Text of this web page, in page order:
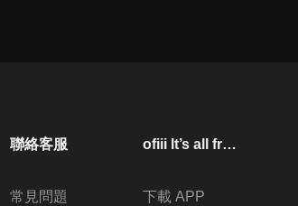
第26集 玩撲克牌無敵/即要前往
聯絡客服
常見問題
ofiii lt’s all free
下載 APP